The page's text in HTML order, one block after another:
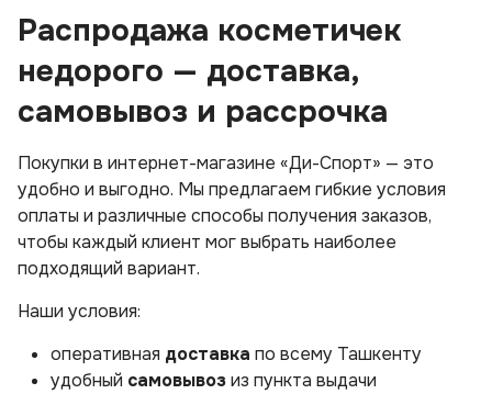
Распродажа косметичек
недорого — доставка,
самовывоз и рассрочка
Покупки в интернет-магазине «Ди-Спорт» — это
удобно и выгодно. Мы предлагаем гибкие условия
оплаты и различные способы получения заказов,
чтобы каждый клиент мог выбрать наиболее
подходящий вариант.
Наши условия:
оперативная доставка по всему Ташкенту
удобный самовывозиз пункта выдачи